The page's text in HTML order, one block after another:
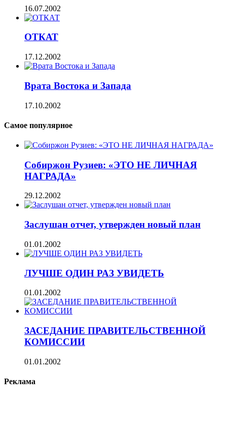
16.07.2002
ОТКАТ
17.12.2002
Врата Востока и Запада
17.10.2002
Самое популярное
Собиржон Рузиев: «ЭТО НЕ ЛИЧНАЯ
НАГРАДА»
29.12.2002
Заслушан отчет, утвержден новый план
01.01.2002
ЛУЧШЕ ОДИН РАЗ УВИДЕТЬ
01.01.2002
ЗАСЕДАНИЕ ПРАВИТЕЛЬСТВЕННОЙ
КОМИССИИ
01.01.2002
Реклама